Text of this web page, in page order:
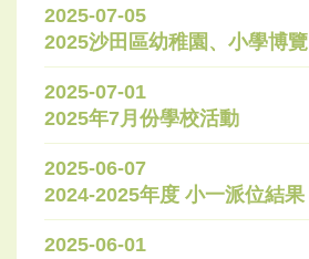
2025-07-05
2025沙田區幼稚園、小學博覽
2025-07-01
2025年7月份學校活動
2025-06-07
2024-2025年度 小一派位結果
2025-06-01